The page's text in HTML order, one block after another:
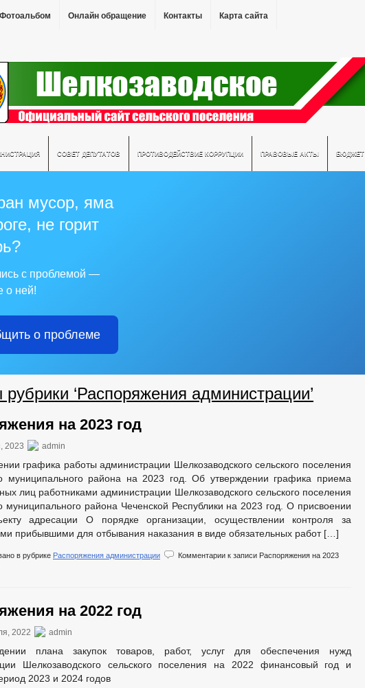
Фотоальбом Онлайн обращение Контакты Карта сайта
СОВЕТ ДЕПУТАТОВ ПРОТИВОДЕЙСТВИЕ КОРРУПЦИИ ПРАВОВЫЕ АКТЫ БЮДЖЕТ
мусор, яма
не горит
с проблемой —
о ней!
о проблеме
‘Распоряжения администрации’
на 2023 год
2023 admin
графика работы администрации Шелкозаводского сельского поселения
муниципального района на 2023 год. Об утверждении графика приема
лиц работниками администрации Шелкозаводского сельского поселения
муниципального района Чеченской Республики на 2023 год. О присвоении
адресации О порядке организации, осуществлении контроля за
прибывшими для отбывания наказания в виде обязательных работ […]
в рубрике Распоряжения администрации Комментарии к записи Распоряжения на 2023
на 2022 год
2022 admin
плана закупок товаров, работ, услуг для обеспечения нужд
Шелкозаводского сельского поселения на 2022 финансовый год и
2023 и 2024 годов